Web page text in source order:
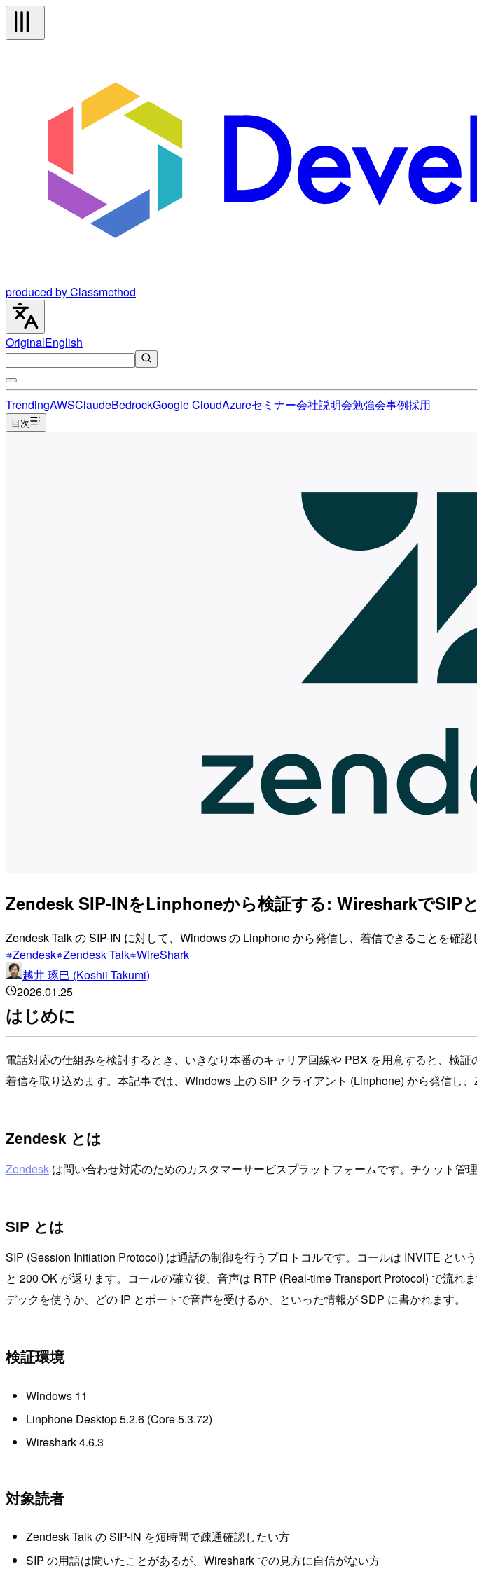
produced by Classmethod
OriginalEnglish
TrendingAWSClaudeBedrockGoogle CloudAzureセミナー会社説明会勉強会事例採用
目次
Zendesk SIP-INをLinphoneから検証する: WiresharkでSIP
Zendesk Talk の SIP-IN に対して、Windows の Linphone から発信し、着信できることを確
Zendesk Zendesk Talk WireShark
越井 琢巳 (Koshii Takumi)
2026.01.25
はじめに
電話対応の仕組みを検討するとき、いきなり本番のキャリア回線や PBX を用意すると、検
着信を取り込めます。本記事では、Windows 上の SIP クライアント (Linphone) から発信し
Zendesk とは
Zendesk は問い合わせ対応のためのカスタマーサービスプラットフォームです。チケット管
SIP とは
SIP (Session Initiation Protocol) は通話の制御を行うプロトコルです。コールは INVITE と
と 200 OK が返ります。コールの確立後、音声は RTP (Real-time Transport Protocol) で流
デックを使うか、どの IP とポートで音声を受けるか、といった情報が SDP に書かれます。
検証環境
Windows 11
Linphone Desktop 5.2.6 (Core 5.3.72)
Wireshark 4.6.3
対象読者
Zendesk Talk の SIP-IN を短時間で疎通確認したい方
SIP の用語は聞いたことがあるが、Wireshark での見方に自信がない方